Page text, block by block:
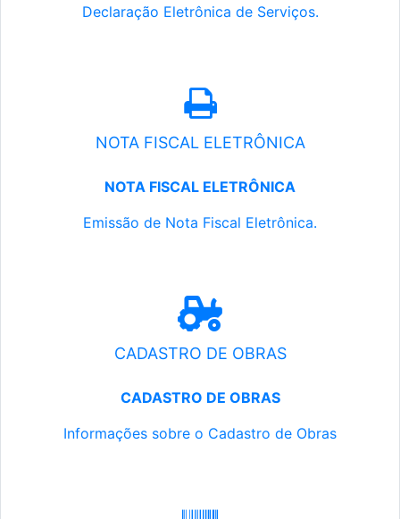
Declaração Eletrônica de Serviços.
NOTA FISCAL ELETRÔNICA
NOTA FISCAL ELETRÔNICA
Emissão de Nota Fiscal Eletrônica.
CADASTRO DE OBRAS
CADASTRO DE OBRAS
Informações sobre o Cadastro de Obras